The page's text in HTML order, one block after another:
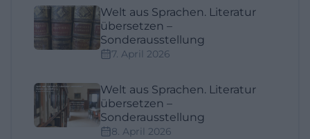
Welt aus Sprachen. Literatur
übersetzen –
Sonderausstellung
7. April 2026
Welt aus Sprachen. Literatur
übersetzen –
Sonderausstellung
8. April 2026